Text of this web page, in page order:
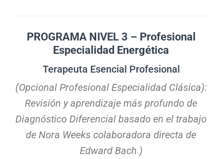
PROGRAMA NIVEL 3 – Profesional
Especialidad Energética
Terapeuta Esencial Profesional
(Opcional Profesional Especialidad Clásica):
Revisión y aprendizaje más profundo de
Diagnóstico Diferencial basado en el trabajo
de Nora Weeks colaboradora directa de
Edward Bach )